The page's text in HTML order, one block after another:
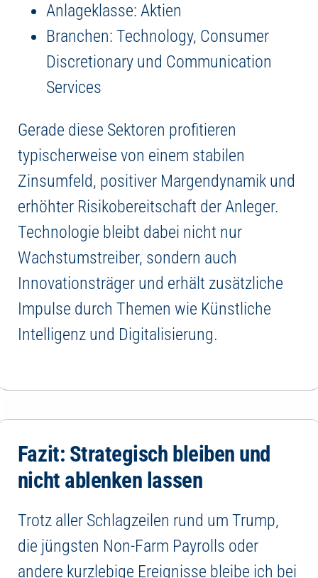
Anlageklasse: Aktien
Branchen: Technology, Consumer
Discretionary und Communication
Services
Gerade diese Sektoren profitieren
typischerweise von einem stabilen
Zinsumfeld, positiver Margendynamik und
erhöhter Risikobereitschaft der Anleger.
Technologie bleibt dabei nicht nur
Wachstumstreiber, sondern auch
Innovationsträger und erhält zusätzliche
Impulse durch Themen wie Künstliche
Intelligenz und Digitalisierung.
Fazit: Strategisch bleiben und
nicht ablenken lassen
Trotz aller Schlagzeilen rund um Trump,
die jüngsten Non-Farm Payrolls oder
andere kurzlebige Ereignisse bleibe ich bei